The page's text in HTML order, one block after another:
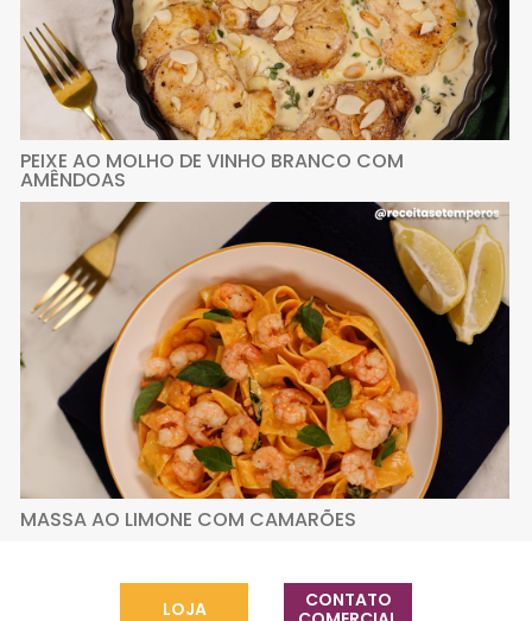
PEIXE AO MOLHO DE VINHO BRANCO COM
AMÊNDOAS
MASSA AO LIMONE COM CAMARÕES
LOJA
CONTATO